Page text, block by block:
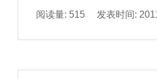
阅读量: 515 发表时间: